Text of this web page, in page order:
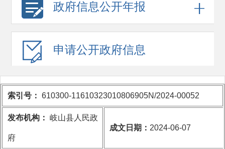
政府信息公开年报
申请公开政府信息
索引号： 610300-11610323010806905N/2024-00052
发布机构： 岐山县人民政
府
成文日期： 2024-06-07